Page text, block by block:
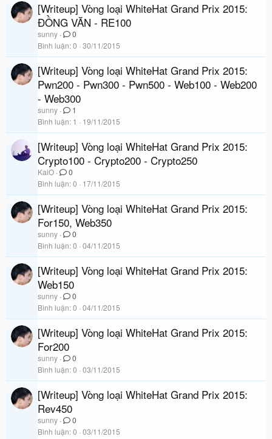
[Writeup] Vòng loại WhiteHat Grand Prix 2015:
ĐỒNG VĂN - RE100
sunny
0
Bình luận 0 30/11/2015
[Writeup] Vòng loại WhiteHat Grand Prix 2015:
Pwn200 - Pwn300 - Pwn500 - Web100 - Web200
- Web300
sunny
1
Bình luận 1 19/11/2015
[Writeup] Vòng loại WhiteHat Grand Prix 2015:
Crypto100 - Crypto200 - Crypto250
KaiO
0
Bình luận 0 17/11/2015
[Writeup] Vòng loại WhiteHat Grand Prix 2015:
For150, Web350
sunny
0
Bình luận 0 04/11/2015
[Writeup] Vòng loại WhiteHat Grand Prix 2015:
Web150
sunny
0
Bình luận 0 04/11/2015
[Writeup] Vòng loại WhiteHat Grand Prix 2015:
For200
sunny
0
Bình luận 0 03/11/2015
[Writeup] Vòng loại WhiteHat Grand Prix 2015:
Rev450
sunny
0
Bình luận 0 03/11/2015